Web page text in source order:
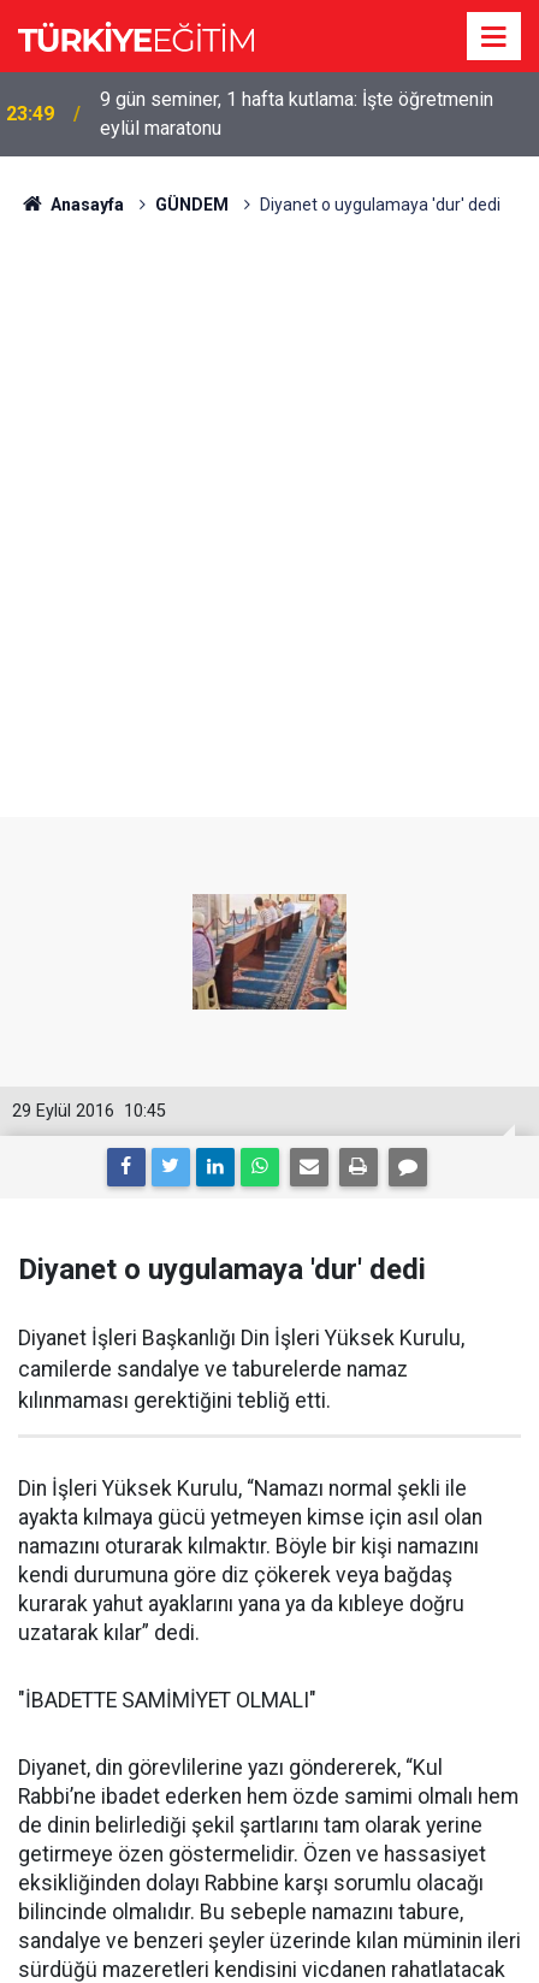
23:49
9 gün seminer, 1 hafta kutlama: İşte öğretmenin
eylül maratonu
Anasayfa GÜNDEM Diyanet o uygulamaya 'dur' dedi
10:45
29 Eylül 2016
Diyanet o uygulamaya 'dur' dedi
Diyanet İşleri Başkanlığı Din İşleri Yüksek Kurulu,
camilerde sandalye ve taburelerde namaz
kılınmaması gerektiğini tebliğ etti.
Din İşleri Yüksek Kurulu, “Namazı normal şekli ile
ayakta kılmaya gücü yetmeyen kimse için asıl olan
namazını oturarak kılmaktır. Böyle bir kişi namazını
kendi durumuna göre diz çökerek veya bağdaş
kurarak yahut ayaklarını yana ya da kıbleye doğru
uzatarak kılar” dedi.
"İBADETTE SAMİMİYET OLMALI"
Diyanet, din görevlilerine yazı göndererek, “Kul
Rabbi’ne ibadet ederken hem özde samimi olmalı hem
de dinin belirlediği şekil şartlarını tam olarak yerine
getirmeye özen göstermelidir. Özen ve hassasiyet
eksikliğinden dolayı Rabbine karşı sorumlu olacağı
bilincinde olmalıdır. Bu sebeple namazını tabure,
sandalye ve benzeri şeyler üzerinde kılan müminin ileri
sürdüğü mazeretleri kendisini vicdanen rahatlatacak